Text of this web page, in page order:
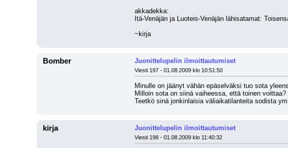
akkadekka:
Itä-Venäjän ja Luoteis-Venäjän lähisatamat:
~kirja
Bomber Juonittelupelin ilmoittautumiset
Viesti 197 - 01.08.2009 klo 10:51:50
Minulle on jäänyt vähän epäselväksi tuo sota
Milloin sota on siinä vaiheessa, että toinen
Teetkö sinä jonkinlaisia väliaikatilanteita sodista
kirja Juonittelupelin ilmoittautumiset
Viesti 198 - 01.08.2009 klo 11:40:32